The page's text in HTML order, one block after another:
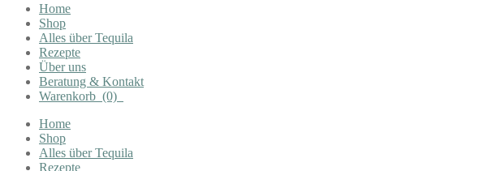
Home
Shop
Alles über Tequila
Rezepte
Über uns
Beratung & Kontakt
Warenkorb (0)
Home
Shop
Alles über Tequila
Rezepte